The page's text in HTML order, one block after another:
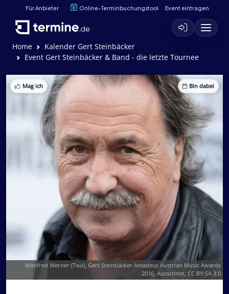
Für Anbieter Online-Terminbuchungstool Event eintragen
Home
Kalender Gert Steinbäcker
Event Gert Steinbäcker & Band - die letzte Tournee
Mag ich Bin dabei
Manfred Werner (Tsui), Gert Steinbäcker Amadeus Austrian Music Awards
2016, Ausschnitt, CC BY-SA 3.0